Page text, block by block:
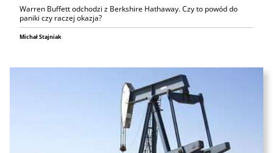
Warren Buffett odchodzi z Berkshire Hathaway. Czy to powód do
paniki czy raczej okazja?
Michał Stajniak